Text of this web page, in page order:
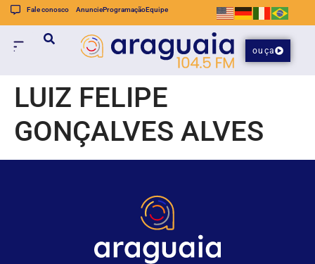
Fale conosco AnuncieProgramaçãoEquipe
ouça
LUIZ FELIPE
GONÇALVES ALVES